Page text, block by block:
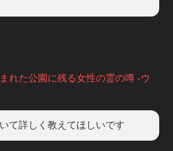
れた公園に残る女性の霊の噂 -ウ
て詳しく教えてほしいです